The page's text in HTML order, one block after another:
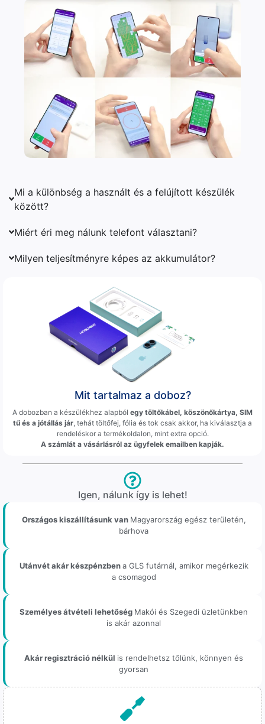
Mi a különbség a használt és a felújított készülék
között?
Miért éri meg nálunk telefont választani?
Milyen teljesítményre képes az akkumulátor?
Mit tartalmaz a doboz?
A dobozban a készülékhez alapból egy töltőkábel, köszönőkártya, SIM
tű és a jótállás jár , tehát töltőfej, fólia és tok csak akkor, ha kiválasztja a
rendeléskor a termékoldalon, mint extra opció.
A számlát a vásárlásról az ügyfelek emailben kapják.
Igen, nálunk így is lehet!
Országos kiszállításunk van Magyarország egész területén,
bárhova
Utánvét akár készpénzbena GLS futárnál, amikor megérkezik
a csomagod
Személyes átvételi lehetőség Makói és Szegedi üzletünkben
is akár azonnal
Akár regisztráció nélkül is rendelhetsz tőlünk, könnyen és
gyorsan